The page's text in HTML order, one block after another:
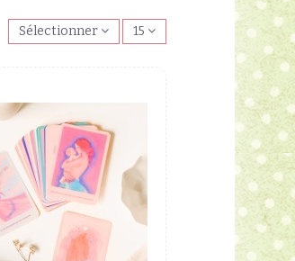
Sélectionner 15